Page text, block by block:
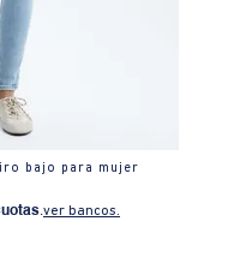
bajo para mujer
.ver bancos.